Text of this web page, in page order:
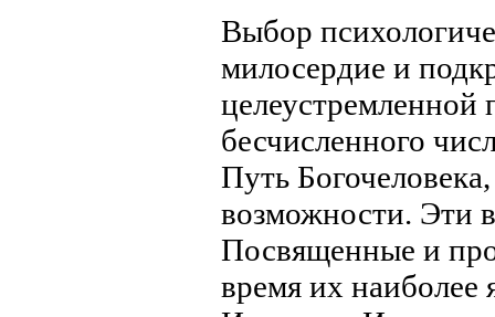
Выбор
милосердие и
целеустремленной
бесчисленного
Путь
возможности. Эти
Посвященные и
время их наиболее